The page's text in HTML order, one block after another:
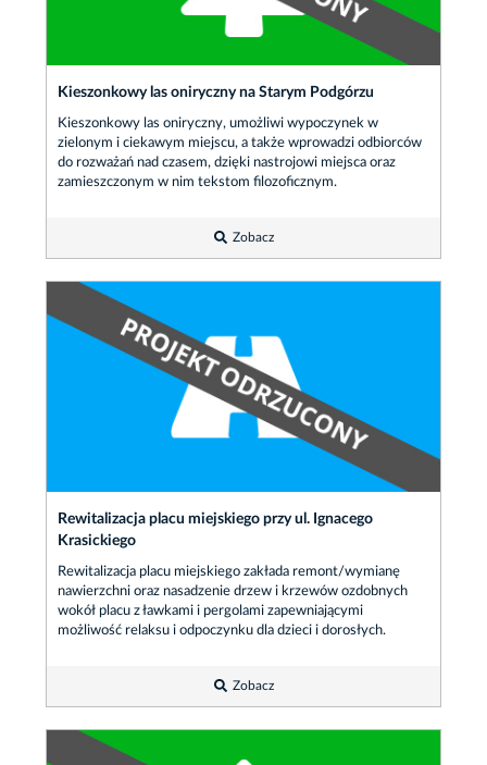
Kieszonkowy las oniryczny na Starym Podgórzu
Kieszonkowy las oniryczny, umożliwi wypoczynek w
zielonym i ciekawym miejscu, a także wprowadzi odbiorców
do rozważań nad czasem, dzięki nastrojowi miejsca oraz
zamieszczonym w nim tekstom filozoficznym.
Zobacz
Rewitalizacja placu miejskiego przy ul. Ignacego
Krasickiego
Rewitalizacja placu miejskiego zakłada remont/wymianę
nawierzchni oraz nasadzenie drzew i krzewów ozdobnych
wokół placu z ławkami i pergolami zapewniającymi
możliwość relaksu i odpoczynku dla dzieci i dorosłych.
Zobacz